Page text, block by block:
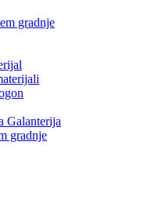
gradnje
Galanterija
gradnje